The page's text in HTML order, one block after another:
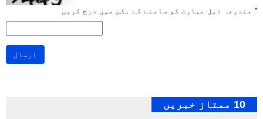
* مندرجہ ذیل عبارت کو سامنے کے بکس میں درج کریں
ارسال
10 ممتاز خبریں